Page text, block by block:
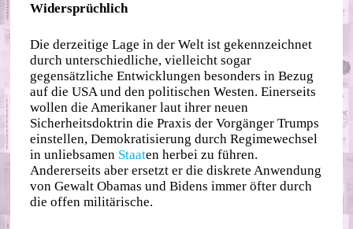
Widersprüchlich
Die derzeitige Lage in der Welt ist gekennzeichnet
durch unterschiedliche, vielleicht sogar
gegensätzliche Entwicklungen besonders in Bezug
auf die USA und den politischen Westen. Einerseits
wollen die Amerikaner laut ihrer neuen
Sicherheitsdoktrin die Praxis der Vorgänger Trumps
einstellen, Demokratisierung durch Regimewechsel
in unliebsamen Staaten herbei zu führen.
Andererseits aber ersetzt er die diskrete Anwendung
von Gewalt Obamas und Bidens immer öfter durch
die offen militärische.